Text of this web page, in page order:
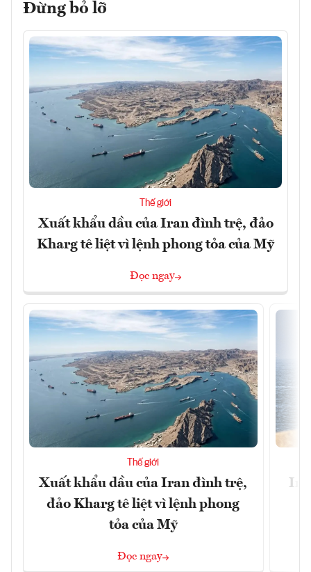
Đừng bỏ lỡ
Thế giới
Xuất khẩu dầu của Iran đình trệ, đảo
Kharg tê liệt vì lệnh phong tỏa của Mỹ
Đọc ngay
Thế giới
Xuất khẩu dầu của Iran đình trệ,
đảo Kharg tê liệt vì lệnh phong
tỏa của Mỹ
Đọc ngay